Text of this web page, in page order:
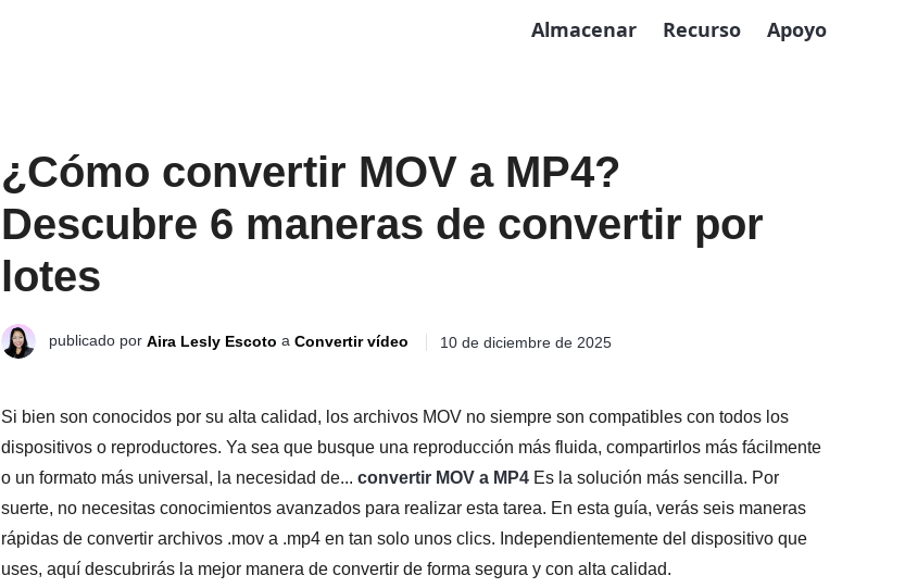
Almacenar Recurso Apoyo
¿Cómo convertir MOV a MP4?
Descubre 6 maneras de convertir por
lotes
publicado por Aira Lesly Escoto a Convertir vídeo 10 de diciembre de 2025
Si bien son conocidos por su alta calidad, los archivos MOV no siempre son compatibles con todos los
dispositivos o reproductores. Ya sea que busque una reproducción más fluida, compartirlos más fácilmente
o un formato más universal, la necesidad de... convertir MOV a MP4 Es la solución más sencilla. Por
suerte, no necesitas conocimientos avanzados para realizar esta tarea. En esta guía, verás seis maneras
rápidas de convertir archivos .mov a .mp4 en tan solo unos clics. Independientemente del dispositivo que
uses, aquí descubrirás la mejor manera de convertir de forma segura y con alta calidad.